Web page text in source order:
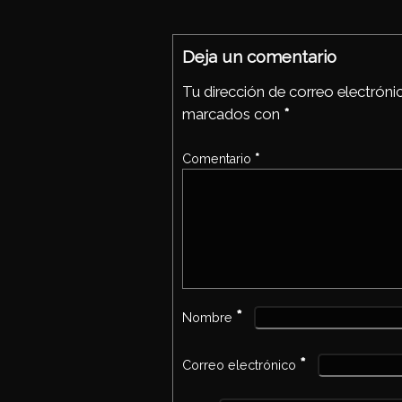
p
Deja un comentario
Tu dirección de correo
marcados con *
Comentario *
Nombre *
Correo electrónico *